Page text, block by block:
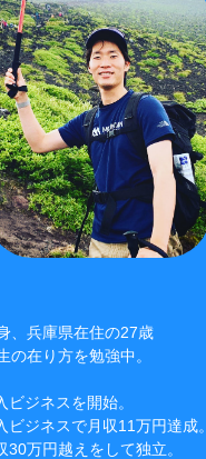
、兵庫県在住の27歳
の在り方を勉強中。
ジネスを開始。
ビジネスで月収11万円達成。
万円越えをして独立。